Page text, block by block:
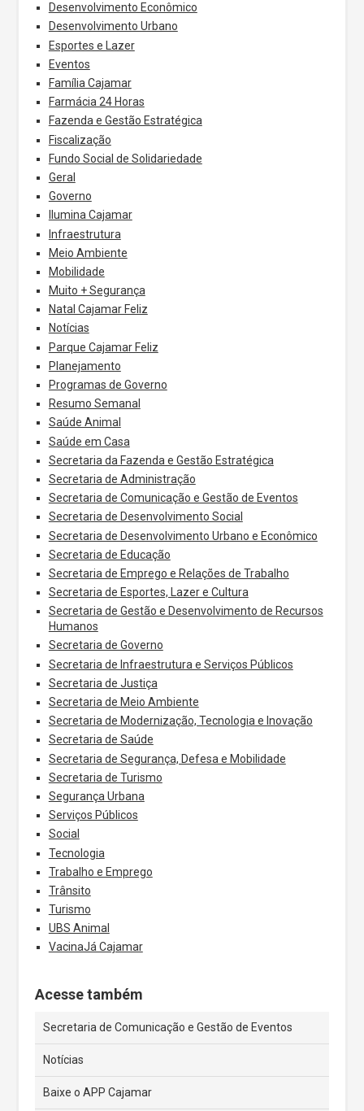
Desenvolvimento Econômico
Desenvolvimento Urbano
Esportes e Lazer
Eventos
Família Cajamar
Farmácia 24 Horas
Fazenda e Gestão Estratégica
Fiscalização
Fundo Social de Solidariedade
Geral
Governo
Ilumina Cajamar
Infraestrutura
Meio Ambiente
Mobilidade
Muito + Segurança
Natal Cajamar Feliz
Notícias
Parque Cajamar Feliz
Planejamento
Programas de Governo
Resumo Semanal
Saúde Animal
Saúde em Casa
Secretaria da Fazenda e Gestão Estratégica
Secretaria de Administração
Secretaria de Comunicação e Gestão de Eventos
Secretaria de Desenvolvimento Social
Secretaria de Desenvolvimento Urbano e Econômico
Secretaria de Educação
Secretaria de Emprego e Relações de Trabalho
Secretaria de Esportes, Lazer e Cultura
Secretaria de Gestão e Desenvolvimento de Recursos
Humanos
Secretaria de Governo
Secretaria de Infraestrutura e Serviços Públicos
Secretaria de Justiça
Secretaria de Meio Ambiente
Secretaria de Modernização, Tecnologia e Inovação
Secretaria de Saúde
Secretaria de Segurança, Defesa e Mobilidade
Secretaria de Turismo
Segurança Urbana
Serviços Públicos
Social
Tecnologia
Trabalho e Emprego
Trânsito
Turismo
UBS Animal
VacinaJá Cajamar
Acesse também
Secretaria de Comunicação e Gestão de Eventos
Notícias
Baixe o APP Cajamar